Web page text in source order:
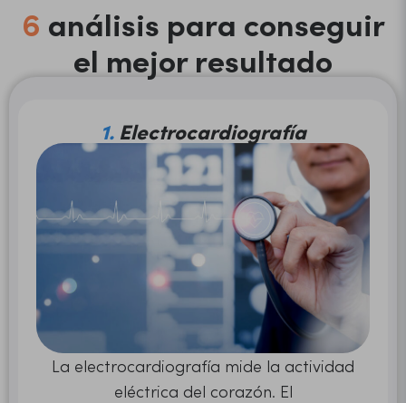
6 análisis para conseguir
el mejor resultado
1.Electrocardiografía
La electrocardiografía mide la actividad
eléctrica del corazón. El